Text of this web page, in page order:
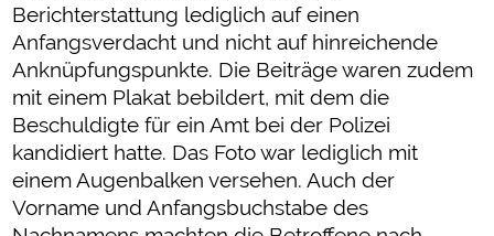
Berichterstattung lediglich auf einen
Anfangsverdacht und nicht auf hinreichende
Anknüpfungspunkte. Die Beiträge waren zudem
mit einem Plakat bebildert, mit dem die
Beschuldigte für ein Amt bei der Polizei
kandidiert hatte. Das Foto war lediglich mit
einem Augenbalken versehen. Auch der
Vorname und Anfangsbuchstabe des